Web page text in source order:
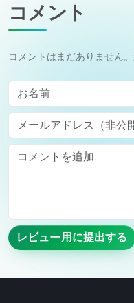
コメント
コメントはまだありません
お名前
メールアドレス（非公開）
Comment
レビュー用に提出する